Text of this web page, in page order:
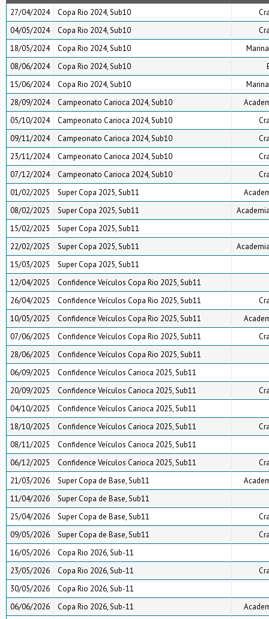
27/04/2024 Copa Rio 2024, Sub10
04/05/2024
Copa Rio 2024, Sub10
18/05/2024
Copa Rio 2024, Sub10
08/06/2024
Copa Rio 2024, Sub10
15/06/2024
Copa Rio 2024, Sub10
28/09/2024
Campeonato Carioca 2024, Sub10
05/10/2024
Campeonato Carioca 2024, Sub10
09/11/2024
Campeonato Carioca 2024, Sub10
23/11/2024
Campeonato Carioca 2024, Sub10
07/12/2024
Campeonato Carioca 2024, Sub10
01/02/2025
Super Copa 2025, Sub11
08/02/2025
Super Copa 2025, Sub11
15/02/2025
Super Copa 2025, Sub11
22/02/2025
Super Copa 2025, Sub11
15/03/2025
Super Copa 2025, Sub11
12/04/2025
Confidence Veículos Copa Rio 2025, Sub11
26/04/2025
Confidence Veículos Copa Rio 2025, Sub11
10/05/2025
Confidence Veículos Copa Rio 2025, Sub11
07/06/2025
Confidence Veículos Copa Rio 2025, Sub11
28/06/2025
Confidence Veículos Copa Rio 2025, Sub11
06/09/2025
Confidence Veículos Carioca 2025, Sub11
20/09/2025
Confidence Veículos Carioca 2025, Sub11
04/10/2025
Confidence Veículos Carioca 2025, Sub11
18/10/2025
Confidence Veículos Carioca 2025, Sub11
08/11/2025
Confidence Veículos Carioca 2025, Sub11
06/12/2025
Confidence Veículos Carioca 2025, Sub11
21/03/2026
Super Copa de Base, Sub11
11/04/2026
Super Copa de Base, Sub11
25/04/2026
Super Copa de Base, Sub11
09/05/2026
Super Copa de Base, Sub11
16/05/2026
Copa Rio 2026, Sub-11
23/05/2026
Copa Rio 2026, Sub-11
30/05/2026
Copa Rio 2026, Sub-11
06/06/2026
Copa Rio 2026, Sub-11